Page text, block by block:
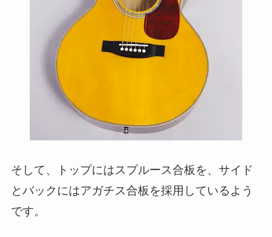
そして、トップにはスプルース合板を、サイド
とバックにはアガチス合板を採用しているよう
です。